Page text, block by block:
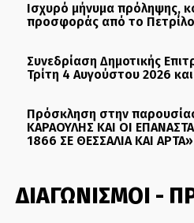
Ισχυρό μήνυμα πρόληψης,
προσφοράς από το Πετρίλο
Συνεδρίαση Δημοτικής
Τρίτη 4 Αυγούστου 2026
Πρόσκληση στην
ΚΑΡΑΟΥΛΗΣ ΚΑΙ ΟΙ
1866 ΣΕ ΘΕΣΣΑΛΙΑ ΚΑΙ ΑΡΤΑ»
ΔΙΑΓΩΝΙΣΜΟΙ -